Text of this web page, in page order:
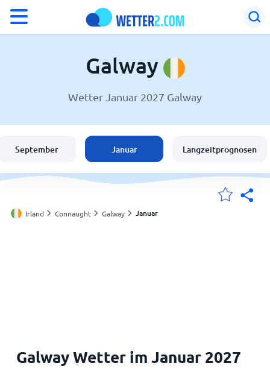
Wetter in Galway
Schweiz
Deutschland
Galway
Wetter Januar 2027 Galway
September Januar Langzeitprognosen
Irland Connaught Galway Januar
Galway Wetter im Januar 2027